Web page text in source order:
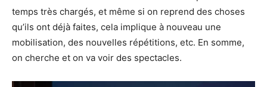
temps très chargés, et même si on reprend des choses
qu’ils ont déjà faites, cela implique à nouveau une
mobilisation, des nouvelles répétitions, etc. En somme,
on cherche et on va voir des spectacles.